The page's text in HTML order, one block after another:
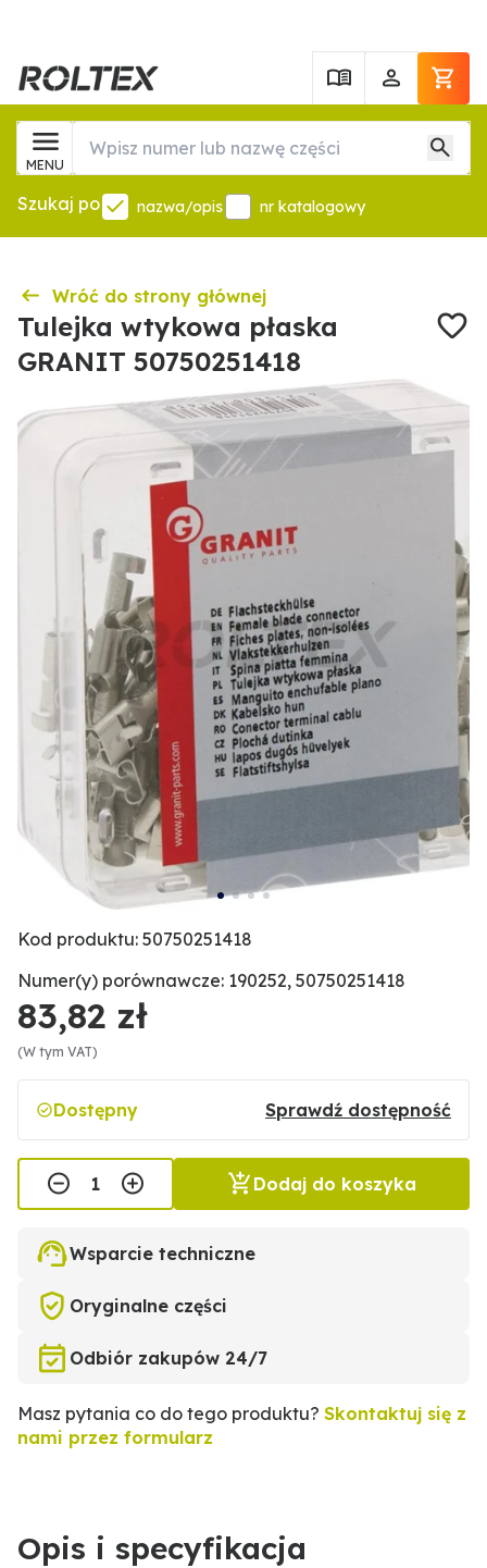
MENU
Szukaj po nazwa/opis nr katalogowy
Wróć do strony głównej
Tulejka wtykowa płaska
GRANIT 50750251418
Kod produktu: 50750251418
Numer(y) porównawcze: 190252, 50750251418
83,82 zł
(W tym VAT)
Dostępny Sprawdź dostępność
Dodaj do koszyka
Wsparcie techniczne
Oryginalne części
Odbiór zakupów 24/7
Masz pytania co do tego produktu? Skontaktuj się z
nami przez formularz
Opis i specyfikacja